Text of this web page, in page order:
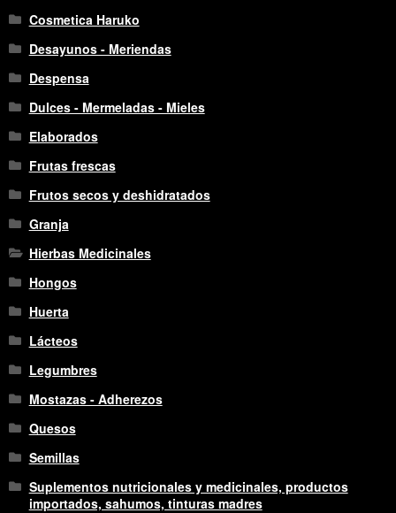
Cosmetica Haruko
Desayunos - Meriendas
Despensa
Dulces - Mermeladas - Mieles
Elaborados
Frutas frescas
Frutos secos y deshidratados
Granja
Hierbas Medicinales
Hongos
Huerta
Lácteos
Legumbres
Mostazas - Adherezos
Quesos
Semillas
Suplementos nutricionales y medicinales, productos
importados, sahumos, tinturas madres